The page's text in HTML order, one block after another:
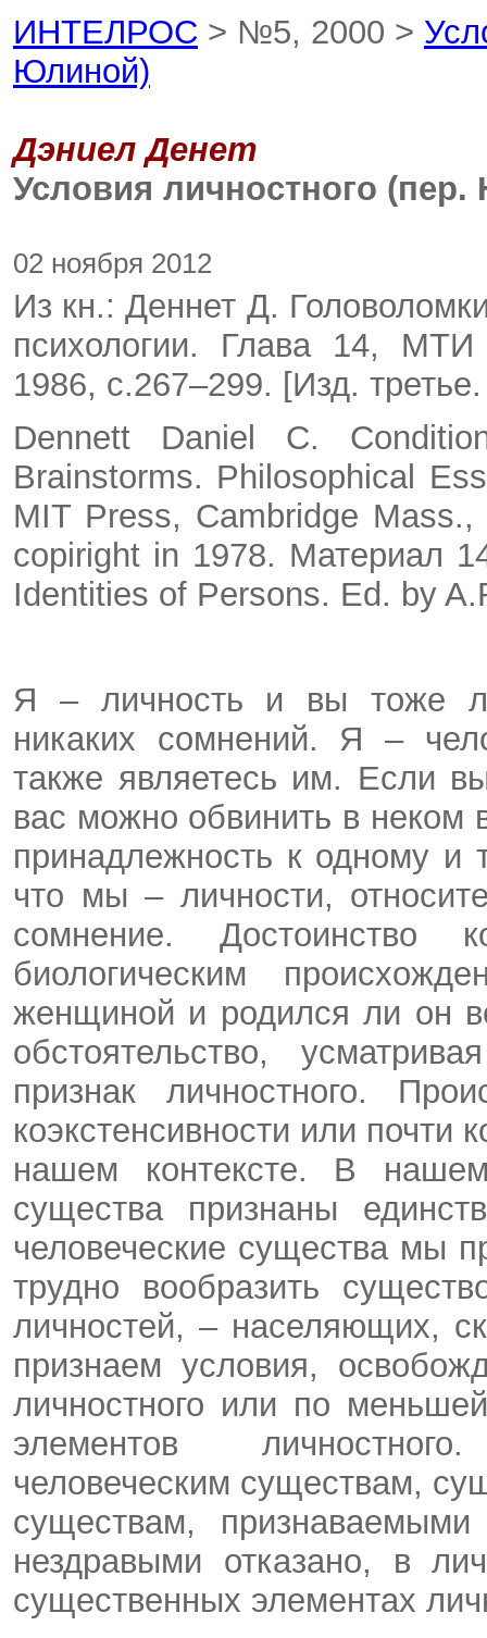
ИНТЕЛРОС > №5, 2000 >
Юлиной)
Дэниел Денет
Условия личностного
02 ноября 2012
Из кн.: Деннет Д.
психологии. Глава 14,
1986, с.267–299. [Изд.
Dennett Daniel C.
Brainstorms. Philosophical
MIT Press, Cambridge
сopiright in 1978. Материал
Identities of Persons. Ed. by
Я – личность и вы тоже
никаких сомнений. Я –
также являетесь им. Если
вас можно обвинить в неком
принадлежность к одному и
что мы – личности,
сомнение. Достоинство
биологическим
женщиной и родился ли он
обстоятельство,
признак личностного.
коэкстенсивности или почти
нашем контексте. В
существа признаны
человеческие существа мы
трудно вообразить
личностей, – населяющих,
признаем условия,
личностного или по
элементов
человеческим существам,
существам,
нездравыми отказано, в
существенных элементах